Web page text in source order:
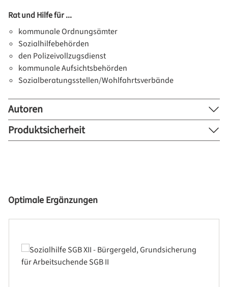
Rat und Hilfe für ...
kommunale Ordnungsämter
Sozialhilfebehörden
den Polizeivollzugsdienst
kommunale Aufsichtsbehörden
Sozialberatungsstellen/Wohlfahrtsverbände
Autoren
Produktsicherheit
Produktgalerie überspringen
Optimale Ergänzungen